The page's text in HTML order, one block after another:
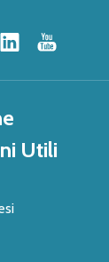
Utili